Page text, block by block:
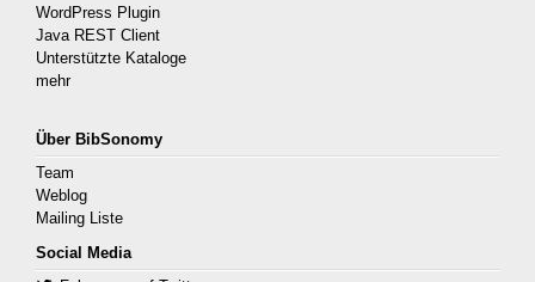
WordPress Plugin
Java REST Client
Unterstützte Kataloge
mehr
Über BibSonomy
Team
Weblog
Mailing Liste
Social Media